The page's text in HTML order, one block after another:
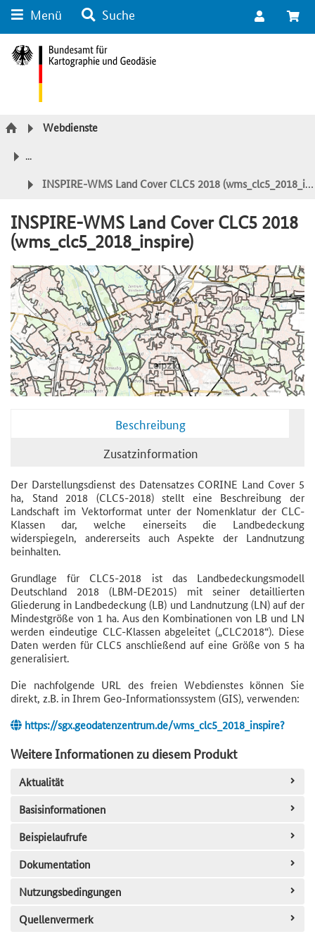
Kategorie Navigation
Menü Suche
Webdienste
...
INSPIRE-WMS Land Cover CLC5 2018 (wms_clc5_2018_inspire)
INSPIRE-WMS Land Cover CLC5 2018
(wms_clc5_2018_inspire)
Beschreibung
Zusatzinformation
Der Darstellungsdienst des Datensatzes CORINE Land Cover 5
ha, Stand 2018 (CLC5-2018) stellt eine Beschreibung der
Landschaft im Vektorformat unter der Nomenklatur der CLC-
Klassen dar, welche einerseits die Landbedeckung
widerspiegeln, andererseits auch Aspekte der Landnutzung
beinhalten.
Grundlage für CLC5-2018 ist das Landbedeckungsmodell
Deutschland 2018 (LBM-DE2015) mit seiner detaillierten
Gliederung in Landbedeckung (LB) und Landnutzung (LN) auf der
Mindestgröße von 1 ha. Aus den Kombinationen von LB und LN
werden eindeutige CLC-Klassen abgeleitet („CLC2018“). Diese
Daten werden für CLC5 anschließend auf eine Größe von 5 ha
generalisiert.
Die nachfolgende URL des freien Webdienstes können Sie
direkt, z.B. in Ihrem Geo-Informationssystem (GIS), verwenden:
https://sgx.geodatenzentrum.de/wms_clc5_2018_inspire?
Weitere Informationen zu diesem Produkt
Aktualität
Basisinformationen
Beispielaufrufe
Dokumentation
Nutzungsbedingungen
Quellenvermerk